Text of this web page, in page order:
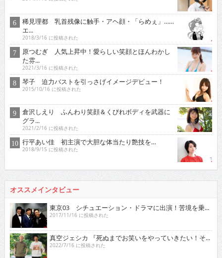
稀見理都 乳首残像に触手・アヘ顔・「らめぇ」……
エ...
2018/3/16 に投稿された
原つむぎ 人気上昇中！愛らしい笑顔とほんわかし
た雰...
2021/3/16 に投稿された
琴子 迫力バストを引っさげイメージデビュー！
2015/10/16 に投稿された
倉沢しえり ふんわり笑顔＆くびれボディを武器に
グラ...
2021/2/16 に投稿された
行平あい佳 初主演で大胆な体当たり艶技を…
2018/9/15 に投稿された
オススメインタビュー
東京03 シチュエーション・ドラマに出演！苦境を乗...
2017/11/16 に投稿された
真空ジェシカ 『死ぬまでお笑いをやっていきたい！そ...
2022/7/16 に投稿された